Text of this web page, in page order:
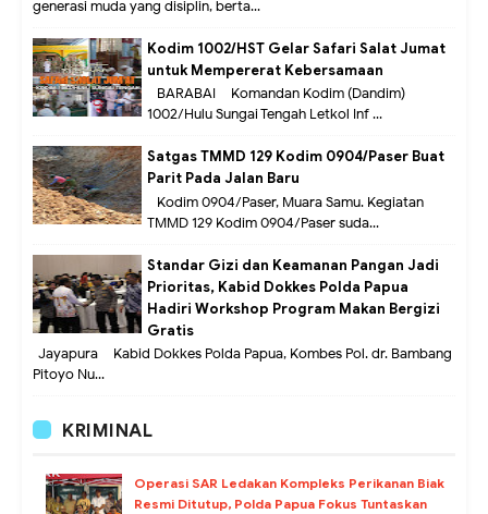
generasi muda yang disiplin, berta...
Kodim 1002/HST Gelar Safari Salat Jumat
untuk Mempererat Kebersamaan
BARABAI – Komandan Kodim (Dandim)
1002/Hulu Sungai Tengah Letkol Inf ...
Satgas TMMD 129 Kodim 0904/Paser Buat
Parit Pada Jalan Baru
Kodim 0904/Paser, Muara Samu. Kegiatan
TMMD 129 Kodim 0904/Paser suda...
Standar Gizi dan Keamanan Pangan Jadi
Prioritas, Kabid Dokkes Polda Papua
Hadiri Workshop Program Makan Bergizi
Gratis
Jayapura – Kabid Dokkes Polda Papua, Kombes Pol. dr. Bambang
Pitoyo Nu...
KRIMINAL
Operasi SAR Ledakan Kompleks Perikanan Biak
Resmi Ditutup, Polda Papua Fokus Tuntaskan